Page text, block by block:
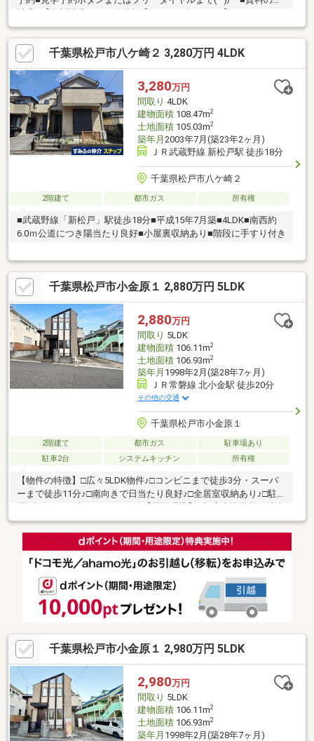
3903】ご質問・ご相談もお気軽にどうぞ☆■その他物件も多数ご
紹介中■リビングコンシェルのHPでCheck！https://www.living-
concier.co.jp/千葉県松戸市八ケ崎２ 3,280万円 4LDK
3,280万円
間取り 4LDK
建物面積108.47m2
土地面積105.03m2
築年月 2003年7月(築23年2ヶ月)
ＪＲ武蔵野線 新松戸駅 徒歩18分
千葉県松戸市八ケ崎２
2階建て 都市ガス 所有権
■武蔵野線「新松戸」駅徒歩18分■平成15年7月築■4LDK■南西約
6.0ｍ公道につき陽当たり良好■小屋裏収納あり■階段に手すり付き
千葉県松戸市小金原１ 2,880万円 5LDK
2,880万円
間取り 5LDK
建物面積106.11m2
土地面積106.93m2
築年月 1998年2月(築28年7ヶ月)
ＪＲ常磐線 北小金駅 徒歩20分
その他の交通
千葉県松戸市小金原１
2階建て 都市ガス
駐車場あり
駐車2台
システムキッチン 所有権
【物件の特徴】□広々5LDK物件♪□コンビニまで徒歩3分・スーパ
ーまで徒歩11分♪□南向きで日当たり良好♪□全居室収納あり♪□駐車
14分○根木内中学校：徒9分○コアラ保育所：徒歩7分○みやおか幼
稚園：徒歩5分○リブレ京成小金原店：徒歩11分○ミニストップ松
戸小金原店：徒歩3分○クリエイトエス・ディー松戸きよしヶ丘
店：徒歩19分
千葉県松戸市小金原１ 2,980万円 5LDK
2,980万円
間取り 5LDK
建物面積106.11m2
土地面積106.93m2
築年月 1998年2月(築28年7ヶ月)